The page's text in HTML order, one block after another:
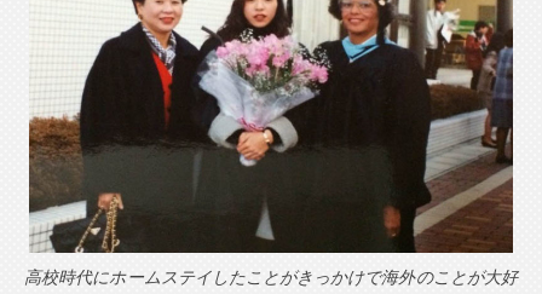
高校時代にホームステイしたことがきっかけで海外のことが大好